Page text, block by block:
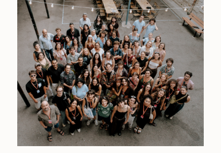
Paul Abjean Salcedo (hirohume.com)